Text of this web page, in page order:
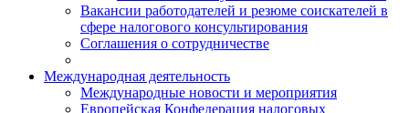
Вакансии работодателей и резюме соискателей в
сфере налогового консультирования
Соглашения о сотрудничестве
Международная деятельность
Международные новости и мероприятия
Европейская Конфедерация налоговых